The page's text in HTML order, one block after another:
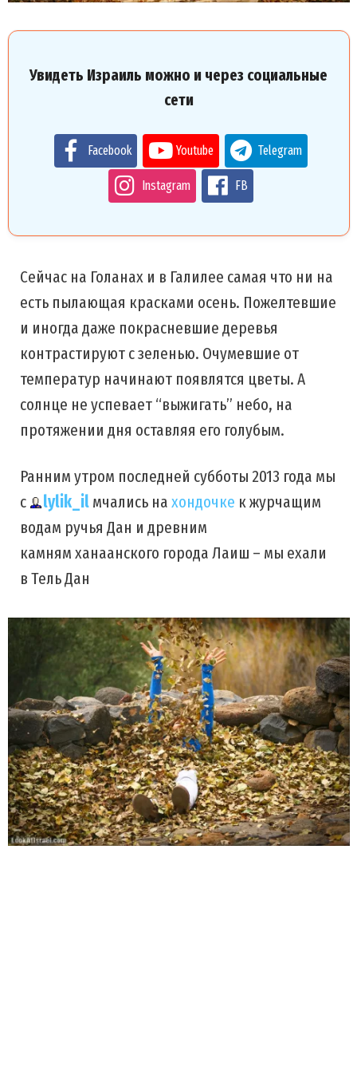
Увидеть Израиль можно и через социальные
сети
Facebook Youtube Telegram
Instagram FB
Сейчас на Голанах и в Галилее самая что ни на
есть пылающая красками осень. Пожелтевшие
и иногда даже покрасневшие деревья
контрастируют с зеленью. Очумевшие от
температур начинают появлятся цветы. А
солнце не успевает “выжигать” небо, на
протяжении дня оставляя его голубым.
Ранним утром последней субботы 2013 года мы
с
lylik_ilмчались нахондочке к журчащим
водам ручья Дан и древним
камням ханаанского города Лаиш – мы ехали
в Тель Дан